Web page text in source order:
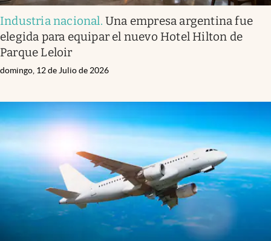
Industria nacional.Una empresa argentina fue
elegida para equipar el nuevo Hotel Hilton de
Parque Leloir
domingo, 12 de Julio de 2026